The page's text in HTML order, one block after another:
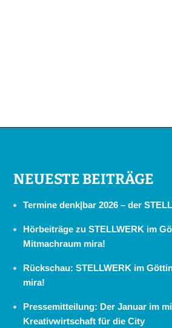
NEUESTE BEITRÄGE
Termine denk|bar 2026 – der
Hörbeiträge zu STELLWERK im
Mitmachraum mira!
Rückschau: STELLWERK im
mira!
Pressemitteilung: Der Januar im
Kreativwirtschaft für die City